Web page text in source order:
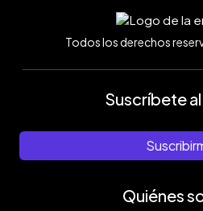
Todos los derechos
Suscríbete
Quiénes